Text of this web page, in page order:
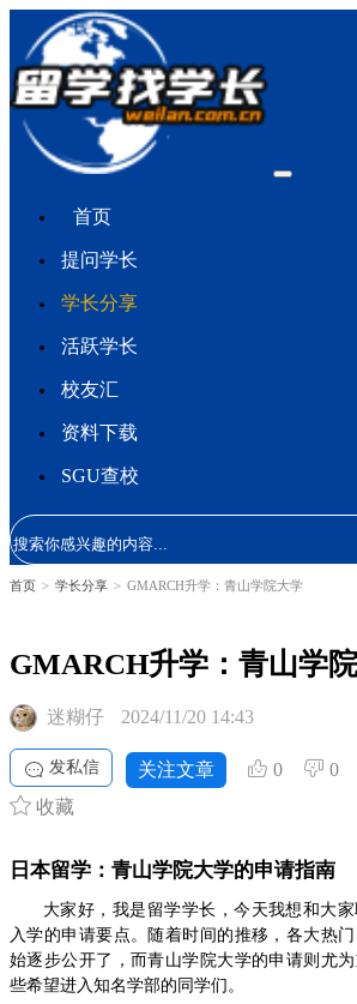
首页
提问学长
学长分享
活跃学长
校友汇
资料下载
SGU查校
首页 > 学长分享 > GMARCH升学：青山学院大学
GMARCH升学：青山学
迷糊仔 2024/11/20 14:43
发私信 关注文章 0 0
收藏
日本留学：青山学院大学的申请指南
大家好，我是留学学长，今天我想和大
入学的申请要点。随着时间的推移，各大热
始逐步公开了，而青山学院大学的申请则尤
些希望进入知名学部的同学们。